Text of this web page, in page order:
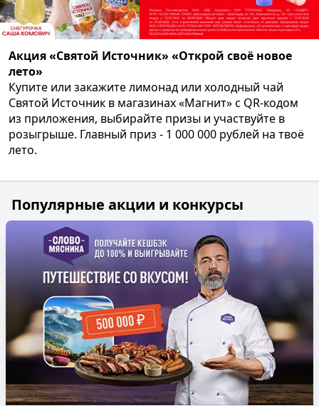
Акция «Святой Источник» «Открой своё новое
лето»
Купите или закажите лимонад или холодный чай
Святой Источник в магазинах «Магнит» с QR-кодом
из приложения, выбирайте призы и участвуйте в
розыгрыше. Главный приз - 1 000 000 рублей на твоё
лето.
Популярные акции и конкурсы